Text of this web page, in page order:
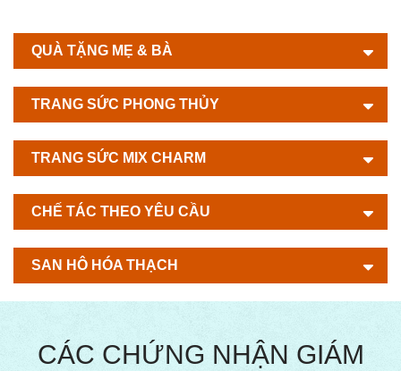
QUÀ TẶNG MẸ & BÀ
TRANG SỨC PHONG THỦY
TRANG SỨC MIX CHARM
CHẾ TÁC THEO YÊU CẦU
SAN HÔ HÓA THẠCH
CÁC CHỨNG NHẬN GIÁM